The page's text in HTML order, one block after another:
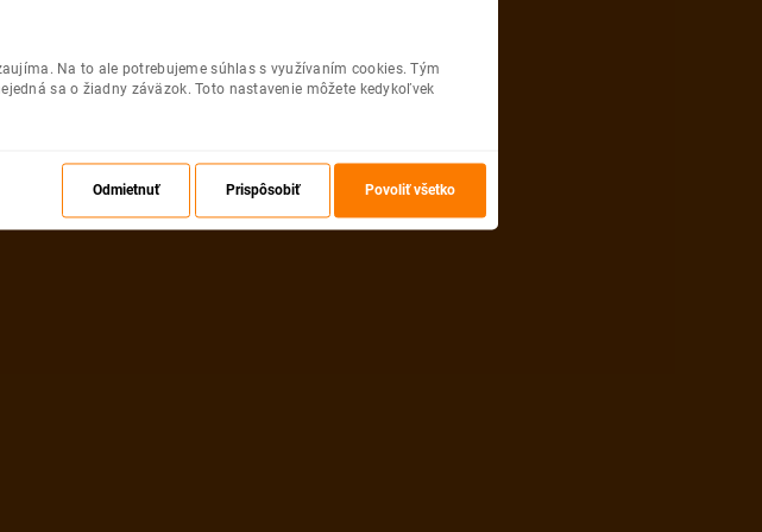
Na to ale potrebujeme súhlas s využívaním cookies. Tým
sa o žiadny záväzok. Toto nastavenie môžete kedykoľvek
Odmietnuť Prispôsobiť Povoliť všetko